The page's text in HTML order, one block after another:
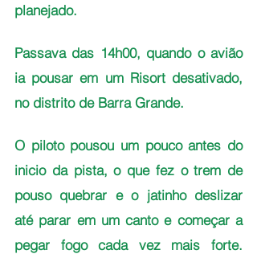
planejado.
Passava das 14h00, quando o avião
ia pousar em um Risort desativado,
no distrito de Barra Grande.
O piloto pousou um pouco antes do
inicio da pista, o que fez o trem de
pouso quebrar e o jatinho deslizar
até parar em um canto e começar a
pegar fogo cada vez mais forte.